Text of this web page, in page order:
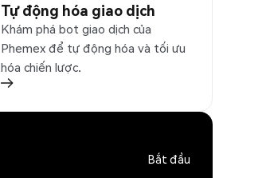
Tự động hóa giao dịch
Khám phá bot giao dịch của
Phemex để tự động hóa và tối ưu
hóa chiến lược.
Bắt đầu